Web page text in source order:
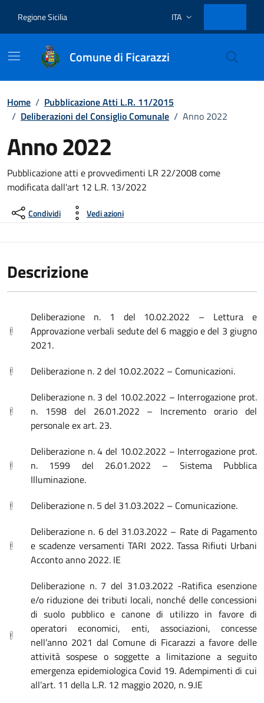
Regione Sicilia Lingua attiva:
ITA
Comune di Ficarazzi
Home / Pubblicazione Atti L.R. 11/2015
/ Deliberazioni del Consiglio Comunale / Anno 2022
Anno 2022
Dettagli del documento
Pubblicazione atti e provvedimenti LR 22/2008 come
modificata dall'art 12 L.R. 13/2022
Condividi Vedi azioni
Descrizione
Deliberazione n. 1 del 10.02.2022 – Lettura e
Approvazione verbali sedute del 6 maggio e del 3 giugno
2021.
Deliberazione n. 2 del 10.02.2022 – Comunicazioni.
Deliberazione n. 3 del 10.02.2022 – Interrogazione prot.
n. 1598 del 26.01.2022 – Incremento orario del
personale ex art. 23.
Deliberazione n. 4 del 10.02.2022 – Interrogazione prot.
n. 1599 del 26.01.2022 – Sistema Pubblica
Illuminazione.
Deliberazione n. 5 del 31.03.2022 – Comunicazione.
Deliberazione n. 6 del 31.03.2022 – Rate di Pagamento
e scadenze versamenti TARI 2022. Tassa Rifiuti Urbani
Acconto anno 2022. IE
Deliberazione n. 7 del 31.03.2022 -Ratifica esenzione
e/o riduzione dei tributi locali, nonché delle concessioni
di suolo pubblico e canone di utilizzo in favore di
operatori economici, enti, associazioni, concesse
nell’anno 2021 dal Comune di Ficarazzi a favore delle
attività sospese o soggette a limitazione a seguito
emergenza epidemiologica Covid 19. Adempimenti di cui
all’art. 11 della L.R. 12 maggio 2020, n. 9.IE